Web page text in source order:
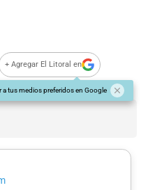
+ Agregar El Litoral en
a tus medios preferidos en Google